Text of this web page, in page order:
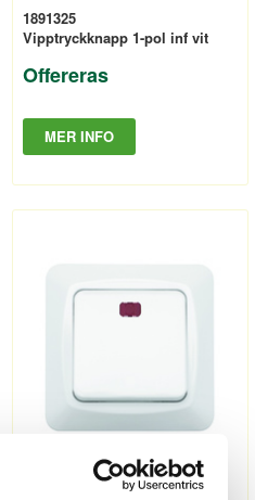
1891325
Vipptryckknapp 1-pol inf vit
Offereras
MER INFO